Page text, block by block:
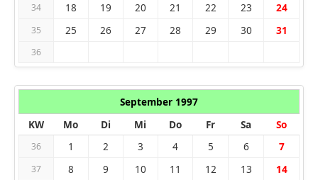
34 18 19 20 21 22 23 24
35 25 26 27 28 29 30 31
36
September 1997
KW
Mo Di Mi Do Fr Sa So
36 1 2 3 4 5 6 7
37 8 9 10 11 12 13 14